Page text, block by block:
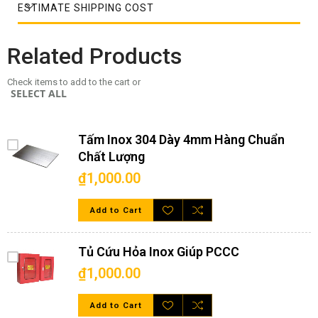
Cuộn inox 304 bề mặt xước HL
Cuộn inox 304 bề mặt HL
ESTIMATE SHIPPING COST
Related Products
Check items to add to the cart or
SELECT ALL
Tấm Inox 304 Dày 4mm Hàng Chuẩn
Chất Lượng
₫1,000.00
Add to Cart
Tủ Cứu Hỏa Inox Giúp PCCC
₫1,000.00
Add to Cart